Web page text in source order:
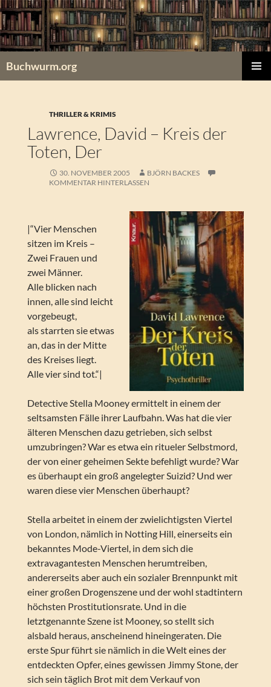
Zum
Inhalt
springen
Buchwurm.org
THRILLER & KRIMIS
Lawrence, David – Kreis der
Toten, Der
30. NOVEMBER 2005
BJÖRN BACKES
KOMMENTAR HINTERLASSEN
|“Vier Menschen
sitzen im Kreis –
Zwei Frauen und
zwei Männer.
Alle blicken nach
innen, alle sind leicht
vorgebeugt,
als starrten sie etwas
an, das in der Mitte
des Kreises liegt.
Alle vier sind tot.“|
Detective Stella Mooney ermittelt in einem der
seltsamsten Fälle ihrer Laufbahn. Was hat die vier
älteren Menschen dazu getrieben, sich selbst
umzubringen? War es etwa ein ritueler Selbstmord,
der von einer geheimen Sekte befehligt wurde? War
es überhaupt ein groß angelegter Suizid? Und wer
waren diese vier Menschen überhaupt?
Stella arbeitet in einem der zwielichtigsten Viertel
von London, nämlich in Notting Hill, einerseits ein
bekanntes Mode-Viertel, in dem sich die
extravagantesten Menschen herumtreiben,
andererseits aber auch ein sozialer Brennpunkt mit
einer großen Drogenszene und der wohl stadtintern
höchsten Prostitutionsrate. Und in die
letztgenannte Szene ist Mooney, so stellt sich
alsbald heraus, anscheinend hineingeraten. Die
erste Spur führt sie nämlich in die Welt eines der
entdeckten Opfer, eines gewissen Jimmy Stone, der
sich sein täglich Brot mit dem Verkauf von